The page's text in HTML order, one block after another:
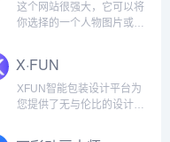
这个网站很强大，它可以将
你选择的一个人物图片或者
丰富，有135种之多，保证
有符合你口味的模板！~ 制
作有趣的图片送给自己的爱
X·FUN
XFUN智能包装设计平台为
您提供了无与伦比的设计体
术，我们能够快速生成个性